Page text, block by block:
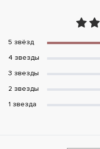
5 звёзд
4 звeзды
3 звeзды
2 звeзды
1 звeзда